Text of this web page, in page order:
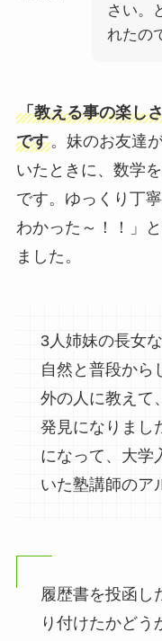
さい。
れたの
「教える事の楽し
です。妹のお友達
いたときに、数学
です。ゆっくり丁
わかった～！！」
ました。
3人姉妹の長女
自然と普段から
外の人に教えて
発見になりまし
になって、大学
いた塾講師のア
履歴書を投函し
り付けたかどう